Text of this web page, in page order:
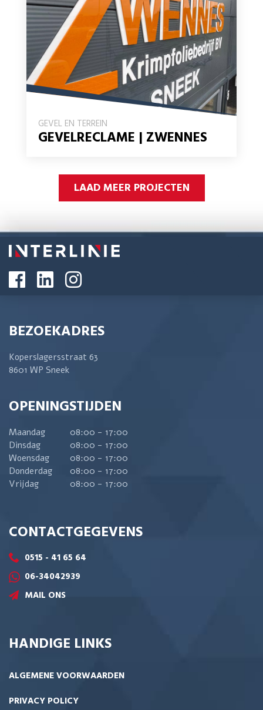
GEVEL EN TERREIN
GEVELRECLAME | ZWENNES
LAAD MEER PROJECTEN
BEZOEKADRES
Koperslagersstraat 63
8601 WP Sneek
OPENINGSTIJDEN
Maandag
08:00 - 17:00
Dinsdag
08:00 - 17:00
Woensdag
08:00 - 17:00
Donderdag
08:00 - 17:00
Vrijdag
08:00 - 17:00
CONTACTGEGEVENS
0515 - 41 65 64
06-34042939
MAIL ONS
HANDIGE LINKS
ALGEMENE VOORWAARDEN
PRIVACY POLICY